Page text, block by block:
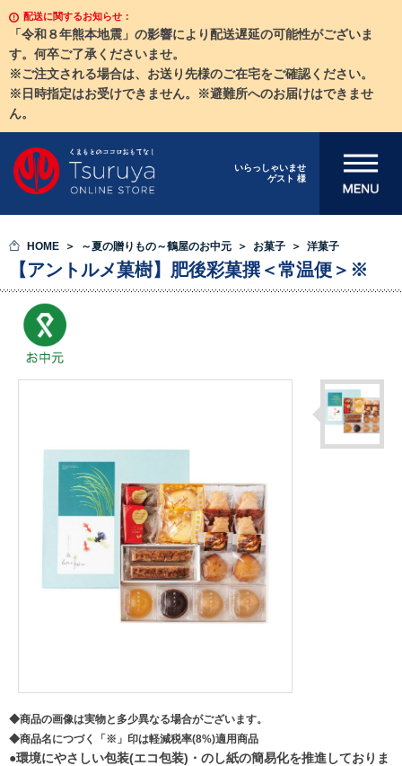
配送に関するお知らせ：
「令和８年熊本地震」の影響により配送遅延の可能性がございま
す。何卒ご了承くださいませ。
※ご注文される場合は、お送り先様のご在宅をご確認ください。
※日時指定はお受けできません。※避難所へのお届けはできませ
ん。
いらっしゃいませ
ゲスト 様
メニューを開
HOME ～夏の贈りもの～鶴屋のお中元 お菓子 洋菓子
【アントルメ菓樹】肥後彩菓撰＜常温便＞※
◆商品の画像は実物と多少異なる場合がございます。
◆商品名につづく「※」印は軽減税率(8%)適用商品
●環境にやさしい包装(エコ包装)・のし紙の簡易化を推進しておりま